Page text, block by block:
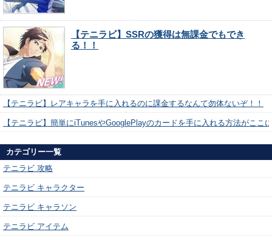
【テニラビ】SSRの獲得は無課金でもでき
る！！
【テニラビ】レアキャラを手に入れるのに課金するなんて勿体ないぞ！！
【テニラビ】簡単にiTunesやGooglePlayのカードを手に入れる方法がここ
カテゴリー一覧
テニラビ 攻略
テニラビ キャラクター
テニラビ キャラソン
テニラビ アイテム